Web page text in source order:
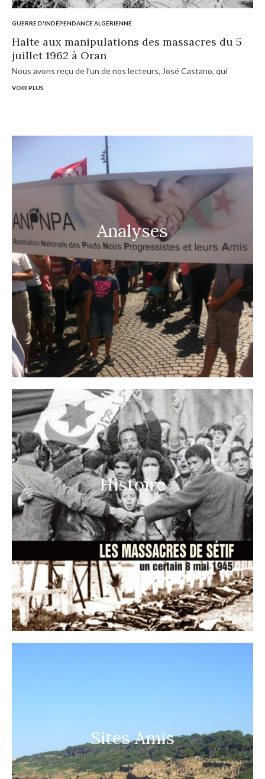
GUERRE D'INDÉPENDANCE ALGÉRIENNE
Halte aux manipulations des massacres du 5
juillet 1962 à Oran
Nous avons reçu de l’un de nos lecteurs, José Castano, qui
VOIR PLUS
Analyses
Histoire
Sites Amis